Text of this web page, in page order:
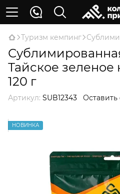
Туризм кемпинг
Тайское
120 г
Артикул: SUB12343 Оставить
НОВИНКА